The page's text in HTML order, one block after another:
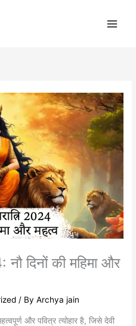
नौ दिनों की महिमा और
/ ByArchya jain
और पवित्र त्योहार है, जिसे देवी